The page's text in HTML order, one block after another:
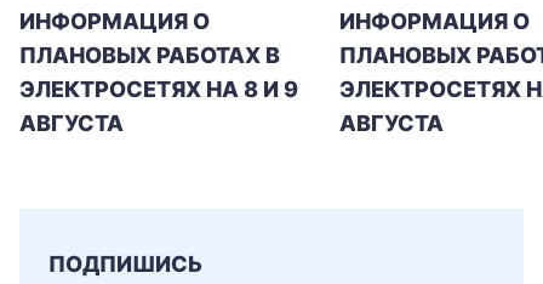
ИНФОРМАЦИЯ О
ПЛАНОВЫХ РАБОТАХ В
ЭЛЕКТРОСЕТЯХ НА 8 И 9
АВГУСТА
ИНФОРМАЦИЯ О
ПЛАНОВЫХ
ЭЛЕКТРОСЕТЯХ
АВГУСТА
ПОДПИШИСЬ